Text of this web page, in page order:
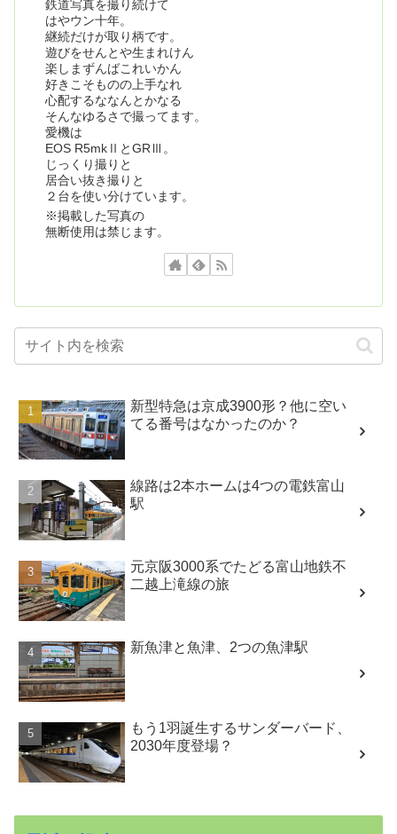
鉄道写真を撮り続けて
はやウン十年。
継続だけが取り柄です。
遊びをせんとや生まれけん
楽しまずんばこれいかん
好きこそものの上手なれ
心配するななんとかなる
そんなゆるさで撮ってます。
愛機は
EOS R5mkⅡとGRⅢ。
じっくり撮りと
居合い抜き撮りと
２台を使い分けています。
※掲載した写真の
無断使用は禁じます。
新型特急は京成3900形？他に空い
てる番号はなかったのか？
線路は2本ホームは4つの電鉄富山
駅
元京阪3000系でたどる富山地鉄不
二越上滝線の旅
新魚津と魚津、2つの魚津駅
もう1羽誕生するサンダーバード、
2030年度登場？